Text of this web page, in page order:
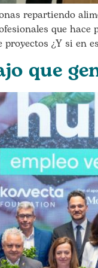
repartiendo
que
¿Y si en
que